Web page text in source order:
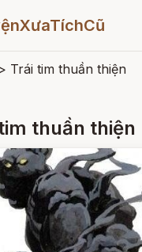
> Trái tim thuần thiện
thuần thiện